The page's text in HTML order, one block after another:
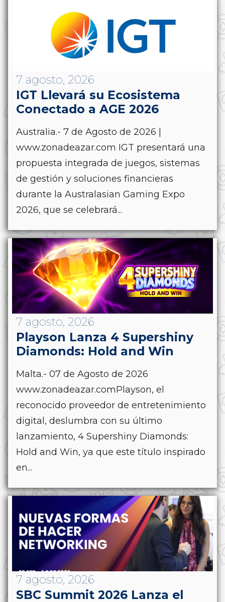
7 agosto, 2026
IGT Llevará su Ecosistema
Conectado a AGE 2026
Australia.- 7 de Agosto de 2026 |
www.zonadeazar.com IGT presentará una
propuesta integrada de juegos, sistemas
de gestión y soluciones financieras
durante la Australasian Gaming Expo
2026, que se celebrará...
7 agosto, 2026
Playson Lanza 4 Supershiny
Diamonds: Hold and Win
Malta.- 07 de Agosto de 2026
www.zonadeazar.comPlayson, el
reconocido proveedor de entretenimiento
digital, deslumbra con su último
lanzamiento, 4 Supershiny Diamonds:
Hold and Win, ya que este título inspirado
en...
7 agosto, 2026
SBC Summit 2026 Lanza el